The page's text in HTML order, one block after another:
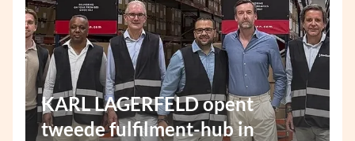
KARL LAGERFELD opent
tweede fulfilment-hub in